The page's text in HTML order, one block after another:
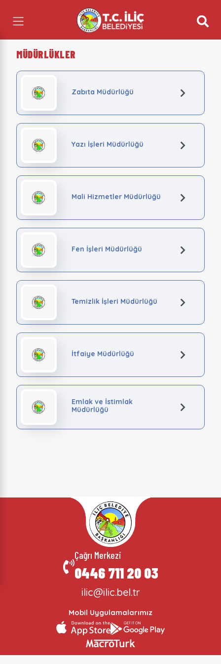
MÜDÜRLÜKLER
Zabıta Müdürlüğü
Yazı İşleri Müdürlüğü
Mali Hizmetler Müdürlüğü
Fen İşleri Müdürlüğü
Temizlik İşleri Müdürlüğü
İtfaiye Müdürlüğü
Emlak ve İstimlak
Müdürlüğü
Çağrı Merkezi
0446 711 20 03
ilic@ilic.bel.tr
Mobil Uygulamalarımız